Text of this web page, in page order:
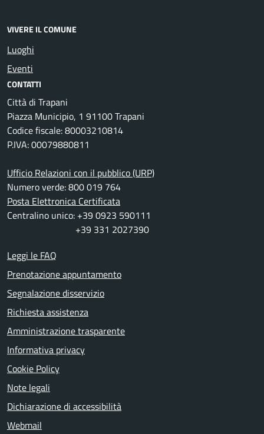
VIVERE IL COMUNE
Luoghi
Eventi
CONTATTI
Città di Trapani
Piazza Municipio, 1 91100 Trapani
Codice fiscale: 80003210814
P.IVA: 00079880811
Ufficio Relazioni con il pubblico (URP)
Numero verde: 800 019 764
Posta Elettronica Certificata
Centralino unico: +39 0923 590111
+39 331 2027390
Leggi le FAQ
Prenotazione appuntamento
Segnalazione disservizio
Richiesta assistenza
Amministrazione trasparente
Informativa privacy
Cookie Policy
Note legali
Dichiarazione di accessibilità
Webmail